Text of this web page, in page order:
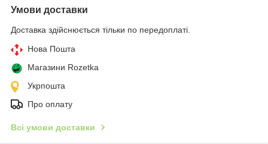
Умови доставки
Доставка здійснюється тільки по передоплаті.
Нова Пошта
Магазини Rozetka
Укрпошта
Про оплату
Всі умови доставки